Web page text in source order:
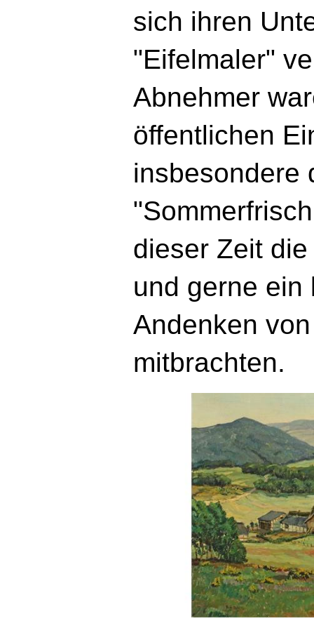
sich ihren
"Eifelmaler"
Abnehmer
öffentlichen
insbesondere
dieser Zeit
und gerne ein
Andenken
mitbrachten.